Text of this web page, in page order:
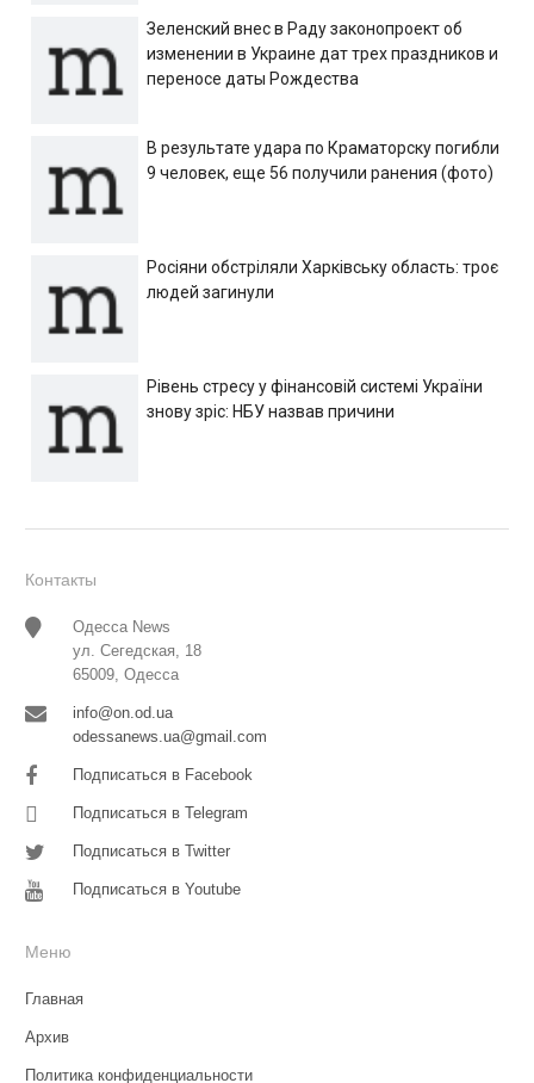
Зеленский внес в Раду законопроект об
изменении в Украине дат трех праздников и
переносе даты Рождества
В результате удара по Краматорску погибли
9 человек, еще 56 получили ранения (фото)
Росіяни обстріляли Харківську область: троє
людей загинули
Рівень стресу у фінансовій системі України
знову зріс: НБУ назвав причини
Контакты
Одесса News
ул. Сегедская, 18
65009, Одесса
info@on.od.ua
odessanews.ua@gmail.com
Подписаться в Facebook
Подписаться в Telegram
Подписаться в Twitter
Подписаться в Youtube
Меню
Главная
Архив
Политика конфиденциальности